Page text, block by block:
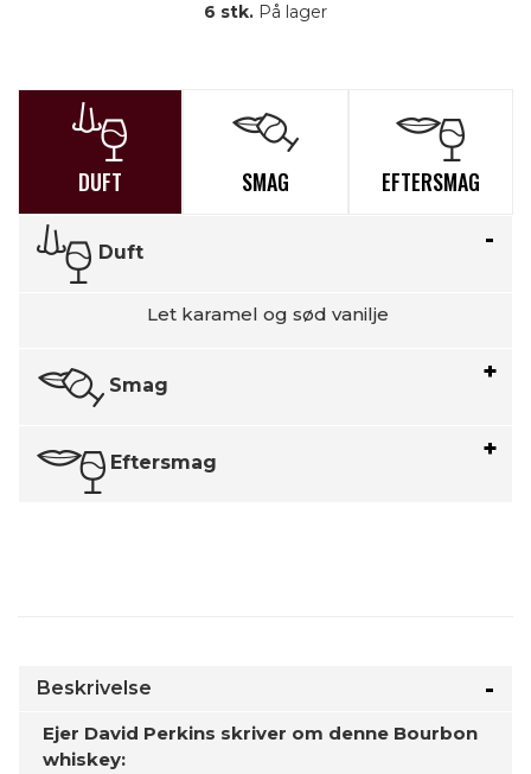
6 stk. På lager
DUFT SMAG EFTERSMAG
Duft
Let karamel og sød vanilje
Smag
Eftersmag
Beskrivelse
Ejer David Perkins skriver om denne Bourbon
whiskey: